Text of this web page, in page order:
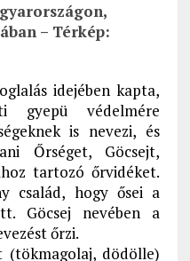
– Térkép:
idejében kapta,
védelmére
is nevezi, és
Őrséget, Göcsejt,
tartozó őrvidéket.
család, hogy ősei a
Göcsej nevében a
őrzi.
(tökmagolaj, dödölle)